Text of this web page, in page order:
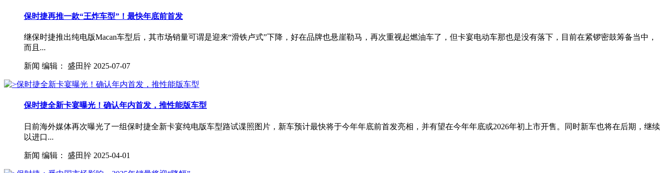
保时捷再推一款“王炸车型”！最快年底前首发
继保时捷推出纯电版Macan车型后，其市场销量可谓是迎来“滑铁卢式”下降，好在品牌也悬崖勒马，再次重视起燃油车了，但卡宴电动车那也是没有落下，目前在紧锣密鼓筹备当中，
而且...
新闻 编辑： 盛田肸 2025-07-07
保时捷全新卡宴曝光！确认年内首发，推性能版车型
日前海外媒体再次曝光了一组保时捷全新卡宴纯电版车型路试谍照图片，新车预计最快将于今年年底前首发亮相，并有望在今年年底或2026年初上市开售。同时新车也将在后期，继续
以进口...
新闻 编辑： 盛田肸 2025-04-01